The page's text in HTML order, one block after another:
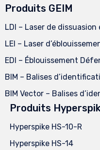
Produits GEIM
LDI – Laser de
LEI – Laser
EDI – Éblouissement
BIM – Balises
BIM Vector – Balises
Produits
Hyperspike HS-10-R
Hyperspike HS-14